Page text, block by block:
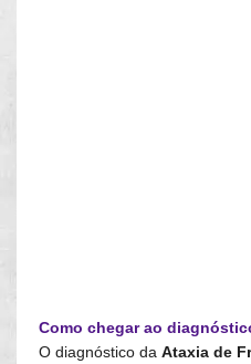
Como chegar ao
O diagnóstico da Ataxia de